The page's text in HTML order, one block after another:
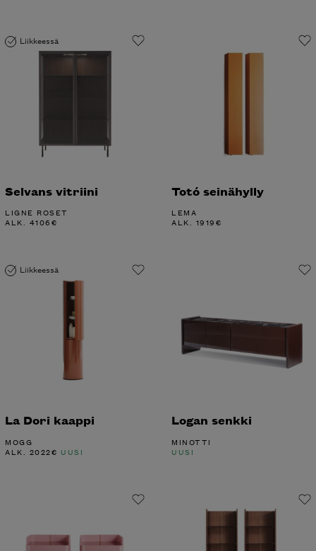
Liikkeessä
Selvans vitriini
LIGNE ROSET
ALK. 4106€
Totó seinähylly
LEMA
ALK. 1919€
Liikkeessä
La Dori kaappi
MOGG
ALK. 2022€ UUSI
Logan senkki
MINOTTI
UUSI